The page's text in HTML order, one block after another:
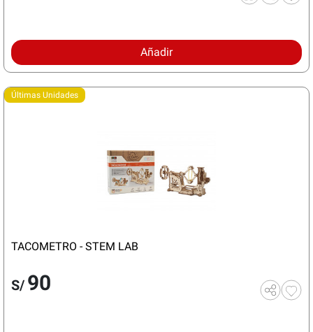
Añadir
Últimas Unidades
TACOMETRO - STEM LAB
S/ 90